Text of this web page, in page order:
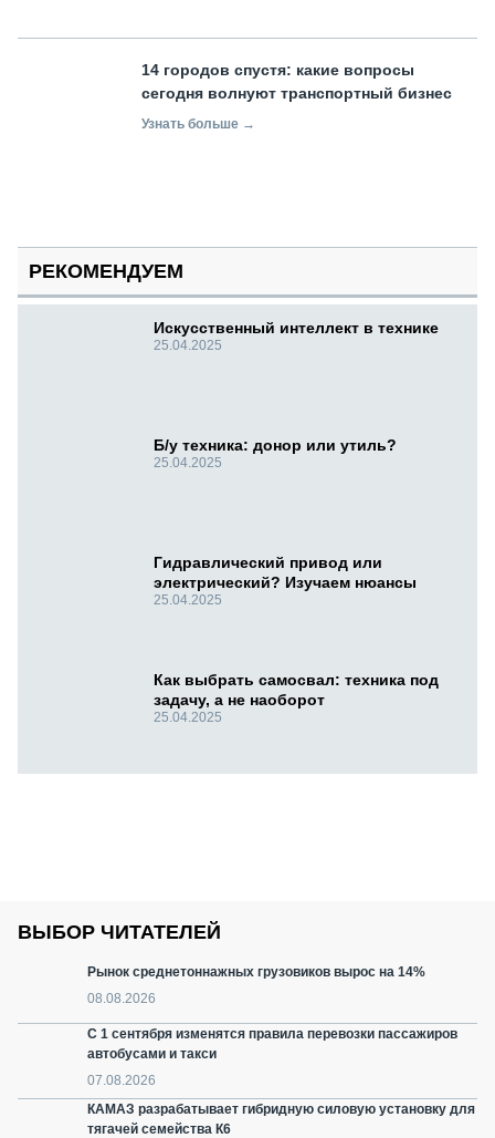
14 городов спустя: какие вопросы
сегодня волнуют транспортный бизнес
Узнать больше →
РЕКОМЕНДУЕМ
Искусственный интеллект в технике
25.04.2025
Б/у техника: донор или утиль?
25.04.2025
Гидравлический привод или
электрический? Изучаем нюансы
25.04.2025
Как выбрать самосвал: техника под
задачу, а не наоборот
25.04.2025
ВЫБОР ЧИТАТЕЛЕЙ
Рынок среднетоннажных грузовиков вырос на 14%
08.08.2026
С 1 сентября изменятся правила перевозки пассажиров
автобусами и такси
07.08.2026
КАМАЗ разрабатывает гибридную силовую установку для
тягачей семейства К6